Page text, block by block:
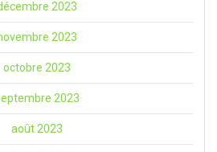
2023
2023
octobre 2023
2023
août 2023